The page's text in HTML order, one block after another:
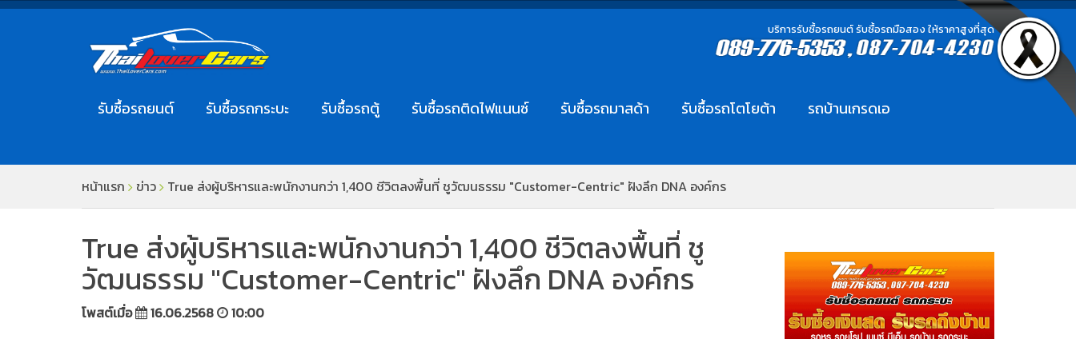
บริการรับซื้อรถยนต์ รับซื้อรถมือสอง ให้ราคาสูงที่สุด
รับซื้อรถยนต์ รับซื้อรถกระบะ รับซื้อรถตู้ รับซื้อรถติดไฟแนนซ์ รับซื้อรถมาสด้า รับซื้อรถโตโยต้า รถบ้านเกรดเอ
หน้าแรก ข่าว True ส่งผู้บริหารและพนักงานกว่า 1,400 ชีวิตลงพื้นที่ ชูวัฒนธรรม "Customer-Centric" ฝังลึก DNA องค์กร
True ส่งผู้บริหารและพนักงานกว่า 1,400 ชีวิตลงพื้นที่ ชู
วัฒนธรรม "Customer-Centric" ฝังลึก DNA องค์กร
โพสต์เมื่อ 16.06.2568 10:00